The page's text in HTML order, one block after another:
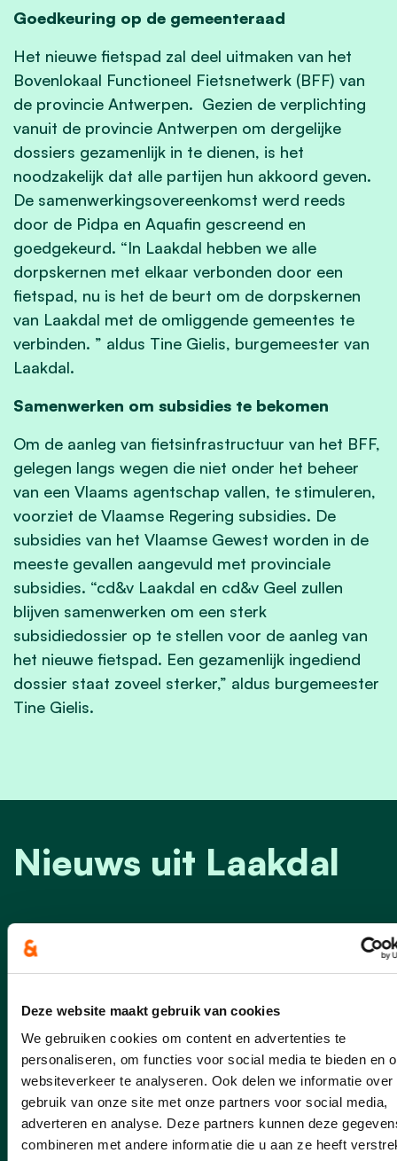
Deze website maakt gebruik van cookies
We gebruiken cookies om content en advertenties te
personaliseren, om functies voor social media te bieden en
websiteverkeer te analyseren. Ook delen we informatie over
gebruik van onze site met onze partners voor social media,
adverteren en analyse. Deze partners kunnen deze
combineren met andere informatie die u aan ze heeft
Goedkeuring op de gemeenteraad
Het nieuwe fietspad zal deel uitmaken van het
Bovenlokaal Functioneel Fietsnetwerk (BFF) van
de provincie Antwerpen. Gezien de verplichting
vanuit de provincie Antwerpen om dergelijke
dossiers gezamenlijk in te dienen, is het
noodzakelijk dat alle partijen hun akkoord geven.
De samenwerkingsovereenkomst werd reeds
door de Pidpa en Aquafin gescreend en
goedgekeurd. “In Laakdal hebben we alle
dorpskernen met elkaar verbonden door een
fietspad, nu is het de beurt om de dorpskernen
van Laakdal met de omliggende gemeentes te
verbinden. ” aldus Tine Gielis, burgemeester van
Laakdal.
Samenwerken om subsidies te bekomen
Om de aanleg van fietsinfrastructuur van het BFF,
gelegen langs wegen die niet onder het beheer
van een Vlaams agentschap vallen, te stimuleren,
voorziet de Vlaamse Regering subsidies. De
subsidies van het Vlaamse Gewest worden in de
meeste gevallen aangevuld met provinciale
subsidies. “cd&v Laakdal en cd&v Geel zullen
blijven samenwerken om een sterk
subsidiedossier op te stellen voor de aanleg van
het nieuwe fietspad. Een gezamenlijk ingediend
dossier staat zoveel sterker,” aldus burgemeester
Tine Gielis.
Nieuws uit Laakdal